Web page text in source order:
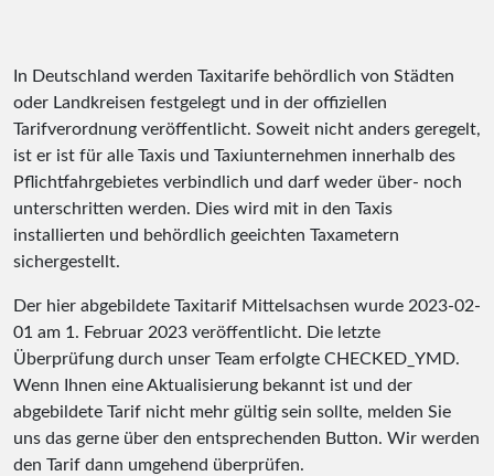
In Deutschland werden Taxitarife behördlich von Städten
oder Landkreisen festgelegt und in der offiziellen
Tarifverordnung veröffentlicht. Soweit nicht anders geregelt,
ist er ist für alle Taxis und Taxiunternehmen innerhalb des
Pflichtfahrgebietes verbindlich und darf weder über- noch
unterschritten werden. Dies wird mit in den Taxis
installierten und behördlich geeichten Taxametern
sichergestellt.
Der hier abgebildete Taxitarif Mittelsachsen wurde 2023-02-
01 am 1. Februar 2023 veröffentlicht. Die letzte
Überprüfung durch unser Team erfolgte CHECKED_YMD.
Wenn Ihnen eine Aktualisierung bekannt ist und der
abgebildete Tarif nicht mehr gültig sein sollte, melden Sie
uns das gerne über den entsprechenden Button. Wir werden
den Tarif dann umgehend überprüfen.